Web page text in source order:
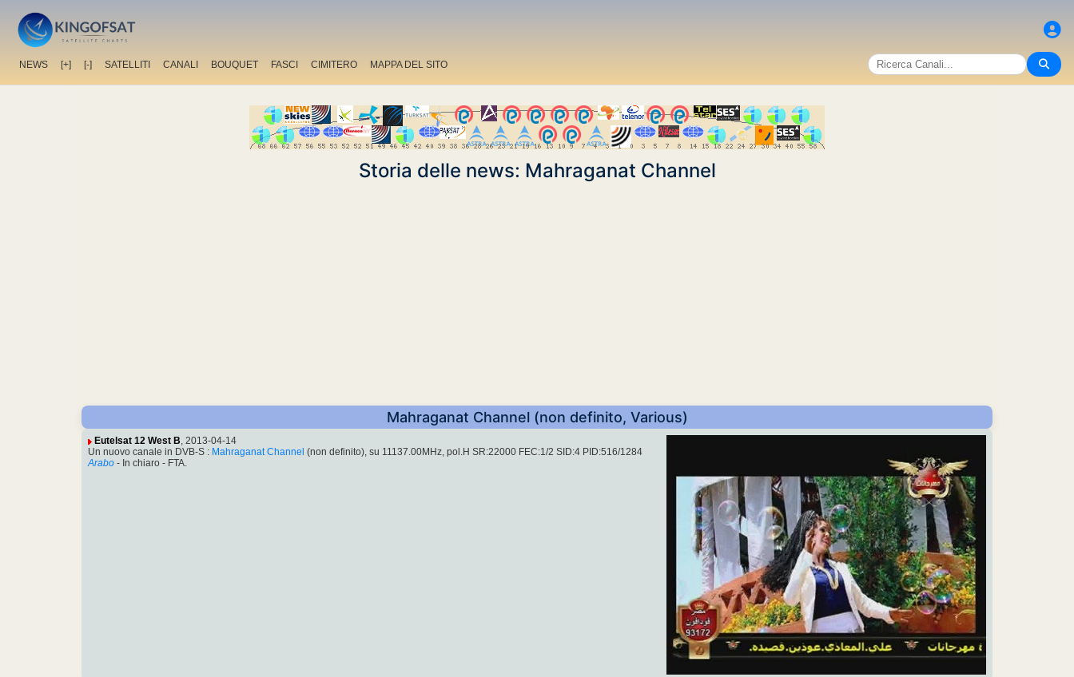
NEWS [+] [-] SATELLITI CANALI BOUQUET FASCI CIMITERO MAPPA DEL SITO
Storia delle news: Mahraganat Channel
Mahraganat Channel (non definito, Various)
Eutelsat 12 West B, 2013-04-14
Un nuovo canale in DVB-S : Mahraganat Channel (non definito), su 11137.00MHz, pol.H SR:22000 FEC:1/2 SID:4 PID:516/1284
Arabo - In chiaro - FTA.